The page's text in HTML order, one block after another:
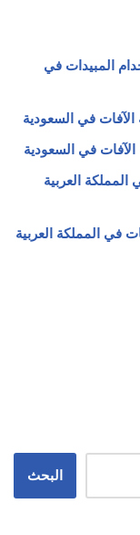
المبيدات في
في السعودية
في السعودية
العربية
في المملكة العربية
البحث